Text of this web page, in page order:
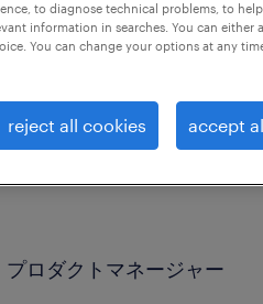
プロダクトマネージャー
to diagnose technical problems, to
information in searches. You can either
You can change your options at any
reject all cookies accept